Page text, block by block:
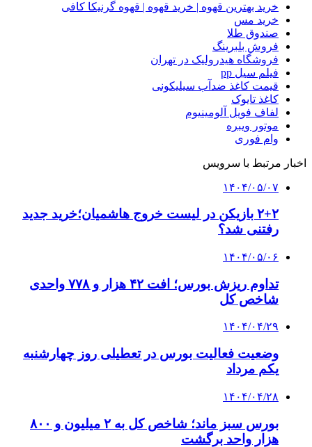
خرید بهترین قهوه | خرید قهوه | قهوه گرنیکا کافی
خرید مس
صندوق طلا
فروش بلبرینگ
فروشگاه هیدرولیک در تهران
فیلم سیل pp
قیمت کاغذ ضدآب سیلیکونی
کاغذ تایوک
لفاف فویل آلومینیوم
موتور ویبره
وام فوری
اخبار مرتبط با سرویس
۱۴۰۴/۰۵/۰۷
۲+۲ بازیکن در لیست خروج هاشمیان؛‌خرید جدید
رفتنی شد؟
۱۴۰۴/۰۵/۰۶
تداوم ریزش بورس؛ افت ۴۲ هزار و ۷۷۸ واحدی
شاخص کل
۱۴۰۴/۰۴/۲۹
وضعیت فعالیت بورس در تعطیلی روز چهارشنبه
یکم مرداد
۱۴۰۴/۰۴/۲۸
بورس سبز ماند؛ شاخص کل به ۲ میلیون و ۸۰۰
هزار واحد برگشت